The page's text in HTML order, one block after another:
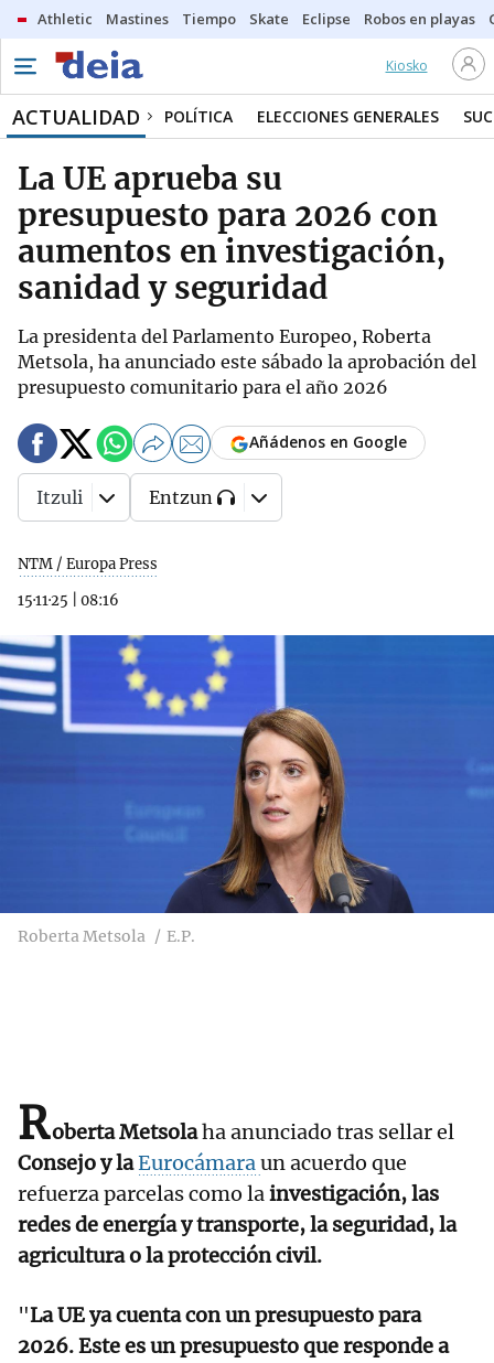
Athletic Mastines Tiempo Skate Eclipse Robos en playas
Kiosko
ACTUALIDAD POLÍTICA ELECCIONES GENERALES
La UE aprueba su
presupuesto para 2026 con
aumentos en investigación,
sanidad y seguridad
La presidenta del Parlamento Europeo, Roberta
Metsola, ha anunciado este sábado la aprobación del
presupuesto comunitario para el año 2026
NTM / Europa Press
15·11·25
08:16
Añádenos en Google
Itzuli Entzun
Roberta Metsola E.P.
Roberta Metsolaha anunciado tras sellar el
Consejo y laEurocámaraun acuerdo que
refuerza parcelas como lainvestigación, las
redes de energía y transporte, la seguridad, la
agricultura o la protección civil.
"La UE ya cuenta con un presupuesto para
2026. Este es un presupuesto que responde a